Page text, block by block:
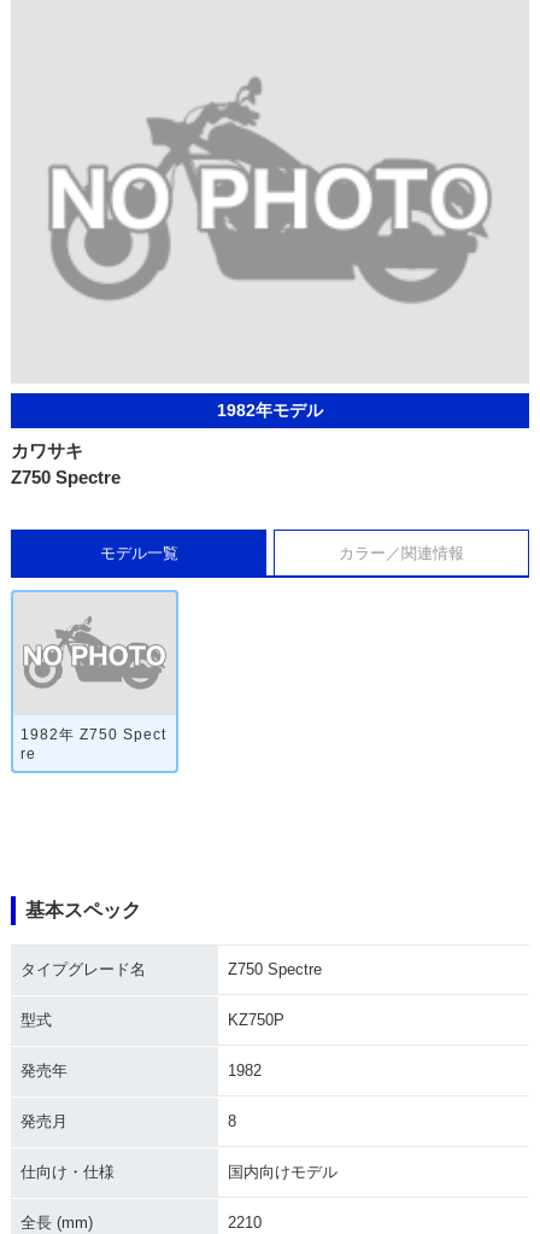
1982年モデル
カワサキ
Z750 Spectre
モデル一覧 カラー／関連情報
1982年 Z750 Spect
re
基本スペック
タイプグレード名 Z750 Spectre
型式 KZ750P
発売年 1982
発売月 8
仕向け・仕様 国内向けモデル
全長 (mm) 2210